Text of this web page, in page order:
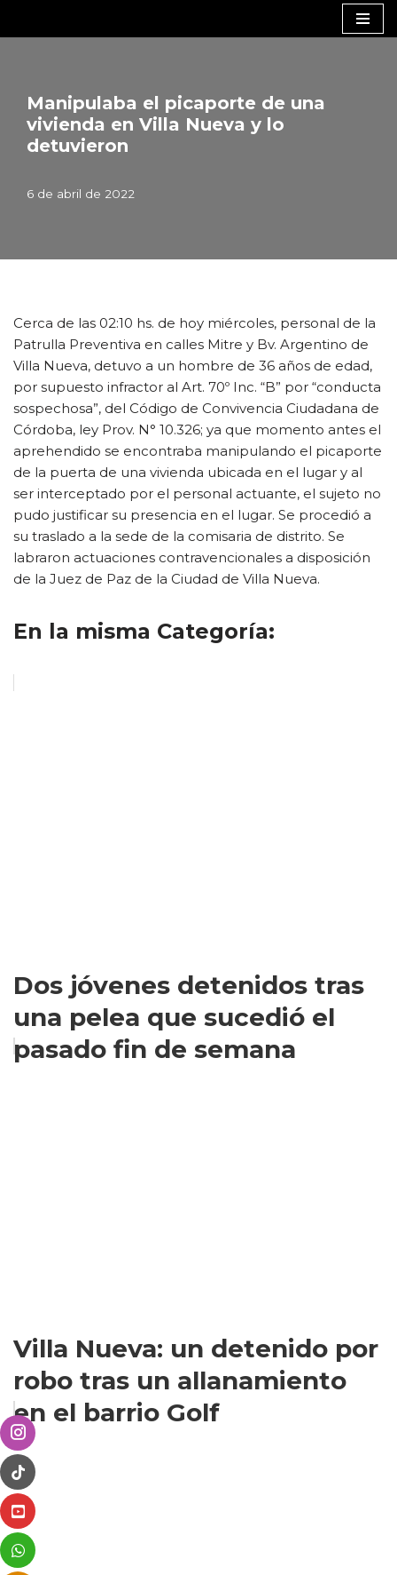
Manipulaba el picaporte de una
vivienda en Villa Nueva y lo
detuvieron
6 de abril de 2022
Cerca de las 02:10 hs. de hoy miércoles, personal de la
Patrulla Preventiva en calles Mitre y Bv. Argentino de
Villa Nueva, detuvo a un hombre de 36 años de edad,
por supuesto infractor al Art. 70º Inc. “B” por “conducta
sospechosa”, del Código de Convivencia Ciudadana de
Córdoba, ley Prov. N° 10.326; ya que momento antes el
aprehendido se encontraba manipulando el picaporte
de la puerta de una vivienda ubicada en el lugar y al
ser interceptado por el personal actuante, el sujeto no
pudo justificar su presencia en el lugar. Se procedió a
su traslado a la sede de la comisaria de distrito. Se
labraron actuaciones contravencionales a disposición
de la Juez de Paz de la Ciudad de Villa Nueva.
En la misma Categoría:
Dos jóvenes detenidos tras
una pelea que sucedió el
pasado fin de semana
Villa Nueva: un detenido por
robo tras un allanamiento
en el barrio Golf